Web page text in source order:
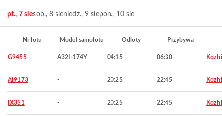
pt., 7 siesob., 8 sieniedz., 9 siepon., 10 sie
Nr lotu Model samolotu Odloty Przybywa
G9455 A32I-174Y 04:15 06:30
AI9173 - 20:25 22:45
IX351 - 20:25 22:45